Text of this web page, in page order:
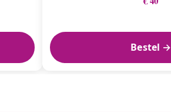
Bestel →